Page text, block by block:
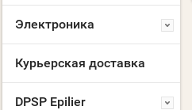
Электроника
Курьерская доставка
DPSP Epilier